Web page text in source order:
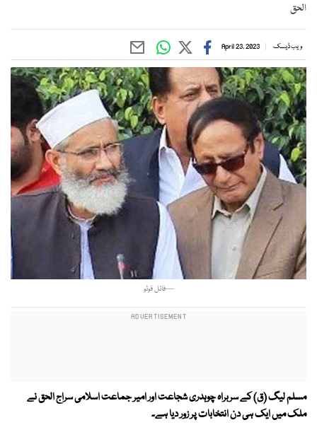
الحق
ویب ڈیسک April 23, 2023
—فائل فوٹو
مسلم لیگ (ق) کے سربراہ چوہدری شجاعت اور امیر جماعت اسلامی سراج الحق نے
ملک میں ایک ہی دن انتخابات پر زور دیا ہے۔